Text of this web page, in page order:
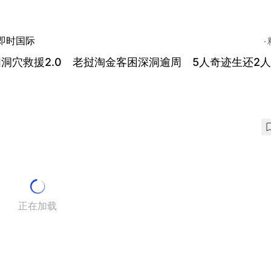
时国际
穴救援2.0 老挝淘金客困深洞逾周 5人奇迹生还2
正在加载